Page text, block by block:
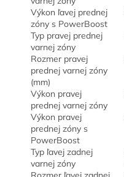
Výkon ľavej prednej
zóny s PowerBoost
Typ pravej prednej
varnej zóny
Rozmer pravej
prednej varnej zóny
(mm)
Výkon pravej
prednej varnej zóny
Výkon pravej
prednej zóny s
PowerBoost
Typ ľavej zadnej
varnej zóny